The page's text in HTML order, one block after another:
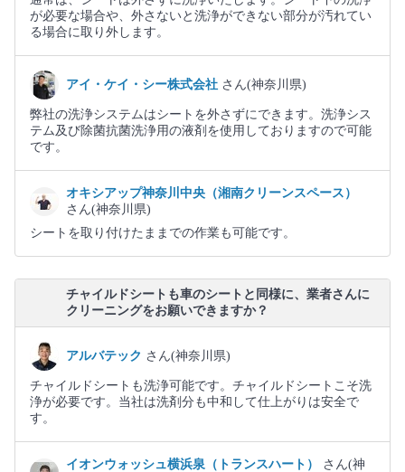
が必要な場合や、外さないと洗浄ができない部分が汚れてい
る場合に取り外します。
アイ・ケイ・シー株式会社 さん(神奈川県)
弊社の洗浄システムはシートを外さずにできます。洗浄シス
テム及び除菌抗菌洗浄用の液剤を使用しておりますので可能
です。
オキシアップ神奈川中央（湘南クリーンスペース）
さん(神奈川県)
シートを取り付けたままでの作業も可能です。
チャイルドシートも車のシートと同様に、業者さんに
クリーニングをお願いできますか？
アルバテック さん(神奈川県)
チャイルドシートも洗浄可能です。チャイルドシートこそ洗
浄が必要です。当社は洗剤分も中和して仕上がりは安全で
す。
イオンウォッシュ横浜泉（トランスハート）
さん(神